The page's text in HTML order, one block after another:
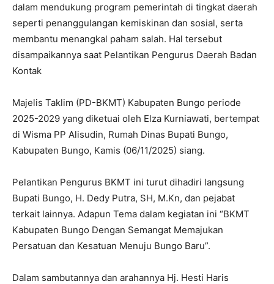
dalam mendukung program pemerintah di tingkat daerah
seperti penanggulangan kemiskinan dan sosial, serta
membantu menangkal paham salah. Hal tersebut
disampaikannya saat Pelantikan Pengurus Daerah Badan
Kontak
Majelis Taklim (PD-BKMT) Kabupaten Bungo periode
2025-2029 yang diketuai oleh Elza Kurniawati, bertempat
di Wisma PP Alisudin, Rumah Dinas Bupati Bungo,
Kabupaten Bungo, Kamis (06/11/2025) siang.
Pelantikan Pengurus BKMT ini turut dihadiri langsung
Bupati Bungo, H. Dedy Putra, SH, M.Kn, dan pejabat
terkait lainnya. Adapun Tema dalam kegiatan ini “BKMT
Kabupaten Bungo Dengan Semangat Memajukan
Persatuan dan Kesatuan Menuju Bungo Baru”.
Dalam sambutannya dan arahannya Hj. Hesti Haris